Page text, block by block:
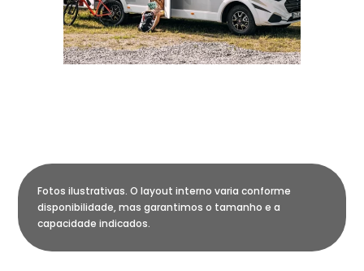
Fotos ilustrativas. O layout interno varia conforme
disponibilidade, mas garantimos o tamanho e a
capacidade indicados.